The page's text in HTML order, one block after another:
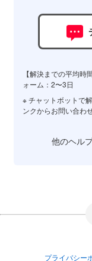
【解決までの平均
ォーム：2〜3日
※ チャットボットで
ンクからお問い合わ
他のヘル
プライバシー